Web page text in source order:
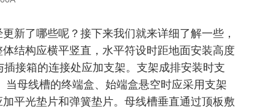
新了哪些呢？接下来我们就来详细了解一些，
结构应横平竖直，水平符设时距地面安装高度
接箱的连接处应加支架。支架成排安装时支
母线槽的终端盒、始端盒悬空时应采用支架
平光垫片和弹簧垫片。母线槽垂直通过顶板敷